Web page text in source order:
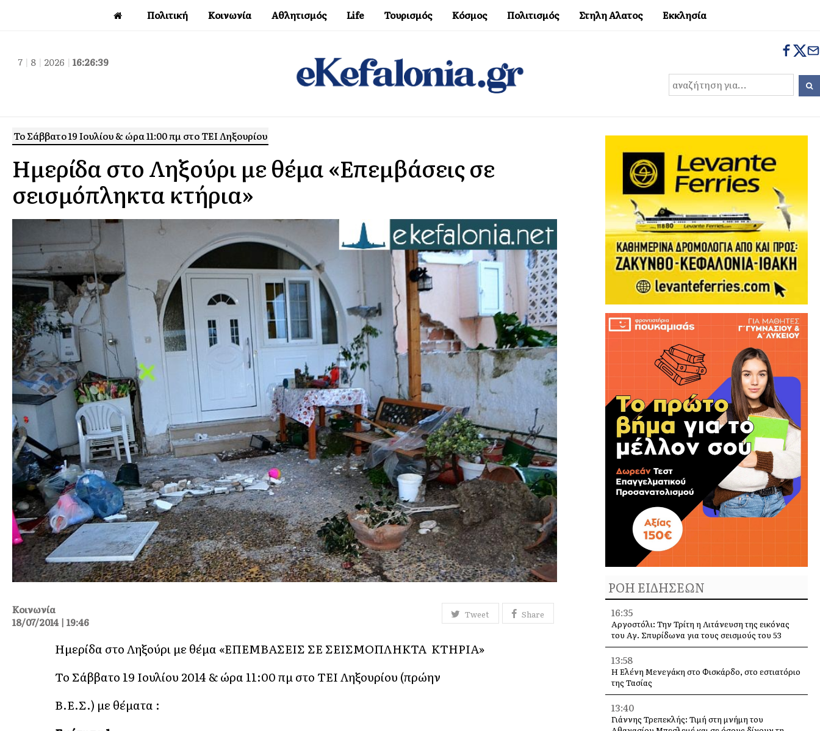
Πολιτική Κοινωνία Αθλητισμός Life Τουρισμός Κόσμος Πολιτισμός Στηλη Αλατος Εκκλησία
7 | 8 | 2026 | 16:26:40
Το Σάββατο 19 Ιουλίου & ώρα 11:00 πμ στο ΤΕΙ Ληξουρίου
Ημερίδα στο Ληξούρι με θέμα «Επεμβάσεις σε
σεισμόπληκτα κτήρια»
Tweet Share
Κοινωνία
18/07/2014 | 19:46
Hμερίδα στο Ληξούρι με θέμα «ΕΠΕΜΒΑΣΕΙΣ ΣΕ ΣΕΙΣΜΟΠΛΗΚΤΑ ΚΤΗΡΙΑ»
Το Σάββατο 19 Ιουλίου 2014 & ώρα 11:00 πμ στο ΤΕΙ Ληξουρίου (πρώην
Β.Ε.Σ.) με θέματα :
ΡΟΗ ΕΙΔΗΣΕΩΝ
16:35
Αργοστόλι: Την Τρίτη η Λιτάνευση της εικόνας
του Αγ. Σπυρίδωνα για τους σεισμούς του 53
13:58
Η Ελένη Μενεγάκη στο Φισκάρδο, στο εστιατόριο
της Τασίας
13:40
Γιάννης Τρεπεκλής: Τιμή στη μνήμη του